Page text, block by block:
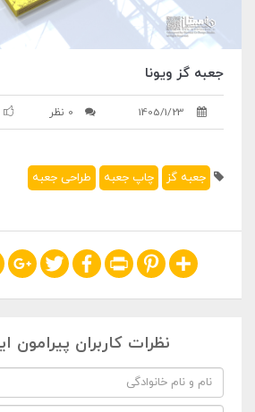
جعبه گز ویونا
1405/1/23 0 نظر
جعبه گز چاپ جعبه طراحی جعبه
Share
Pinterest
Print
Facebook
Twitter
نظرات کاربران پیرامون